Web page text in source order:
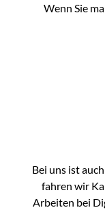
Wenn Sie
Bei uns ist
fahren wir
Arbeiten bei